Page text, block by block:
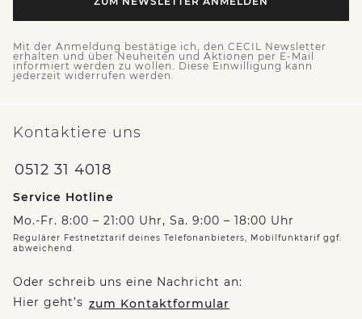
Mit der Anmeldung bestätige ich, den CECIL Newsletter
erhalten und über Neuheiten und Aktionen per E-Mail
informiert werden zu wollen. Diese Einwilligung kann
jederzeit widerrufen werden.
Kontaktiere uns
0512 31 4018
Service Hotline
Mo.-Fr. 8:00 – 21:00 Uhr, Sa. 9:00 – 18:00 Uhr
Regulärer Festnetztarif deines Telefonanbieters, Mobilfunktarif ggf.
abweichend.
Oder schreib uns eine Nachricht an:
Hier geht’s zum Kontaktformular